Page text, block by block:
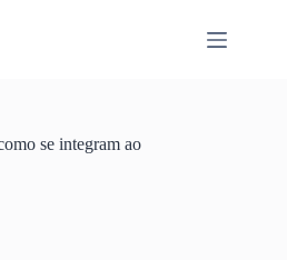
se integram ao